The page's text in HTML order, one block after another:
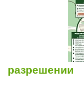
разрешении